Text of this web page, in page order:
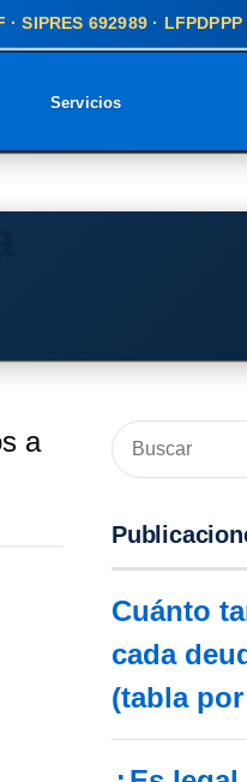
SIPRES 692989 · LFPDPPP
Servicios
a
Cuánto
cada
(tabla